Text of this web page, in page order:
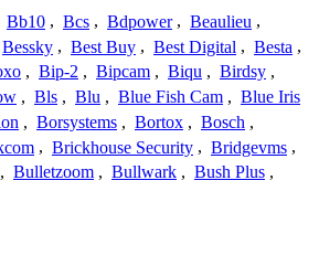
Bb10 , Bcs , Bdpower , Beaulieu ,
Bessky , Best Buy , Best Digital , Besta ,
, Bip-2 , Bipcam , Biqu , Birdsy ,
, Bls , Blu , Blue Fish Cam , Blue Iris
, Borsystems , Bortox , Bosch ,
, Brickhouse Security , Bridgevms ,
, Bulletzoom , Bullwark , Bush Plus ,